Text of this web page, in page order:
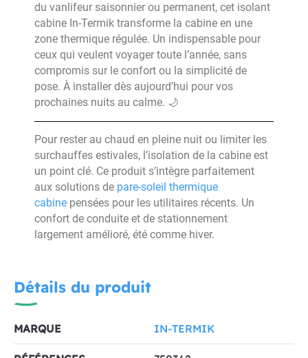
du vanlifeur saisonnier ou permanent, cet isolant
cabine In-Termik transforme la cabine en une
zone thermique régulée. Un indispensable pour
ceux qui veulent voyager toute l’année, sans
compromis sur le confort ou la simplicité de
pose. À installer dès aujourd’hui pour vos
prochaines nuits au calme. 🌙
Pour rester au chaud en pleine nuit ou limiter les
surchauffes estivales, l’isolation de la cabine est
un point clé. Ce produit s’intègre parfaitement
aux solutions de pare-soleil thermique
cabine pensées pour les utilitaires récents. Un
confort de conduite et de stationnement
largement amélioré, été comme hiver.
Détails du produit
MARQUE IN-TERMIK